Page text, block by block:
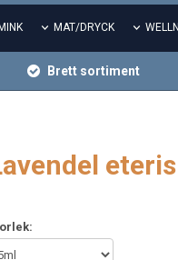
MAT/DRYCK
Brett sortiment